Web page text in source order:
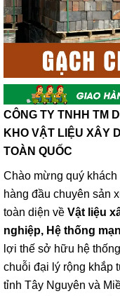
CÔNG TY TNHH TM
KHO VẬT LIỆU XÂY
TOÀN QUỐC
Chào mừng quý
hàng đầu chuyên sản
toàn diện về Vật liệu
nghiệp, Hệ thống
lợi thế sở hữu hệ
chuỗi đại lý rộng khắp
tỉnh Tây Nguyên và